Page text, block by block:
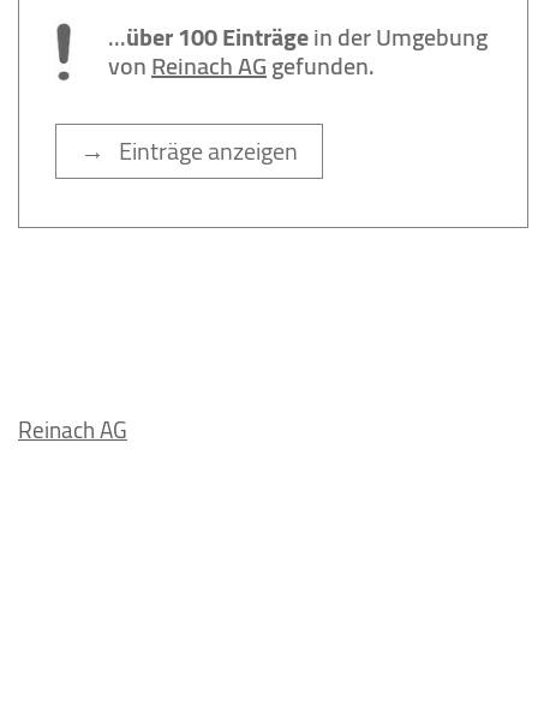
...über 100 Einträgein der Umgebung
vonReinach AGgefunden.
→ Einträge anzeigen
Reinach AG